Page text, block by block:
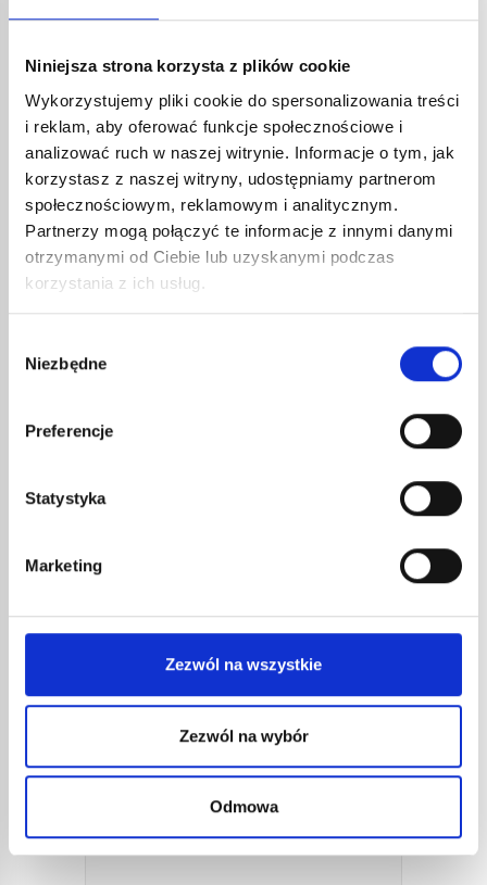
Niniejsza strona korzysta z plików cookie
Wykorzystujemy pliki cookie do spersonalizowania treści
i reklam, aby oferować funkcje społecznościowe i
analizować ruch w naszej witrynie. Informacje o tym, jak
korzystasz z naszej witryny, udostępniamy partnerom
społecznościowym, reklamowym i analitycznym.
Partnerzy mogą połączyć te informacje z innymi danymi
otrzymanymi od Ciebie lub uzyskanymi podczas
korzystania z ich usług.
zgody
Niezbędne
Preferencje
Statystyka
Marketing
Zezwól na wszystkie
Zezwól na wybór
Odmowa
REDUKTOR PROPAN 686
55,37 € netto
66,44 brutto
Reduktor ciśnienia z regulacją,
nr kat.:
INNE